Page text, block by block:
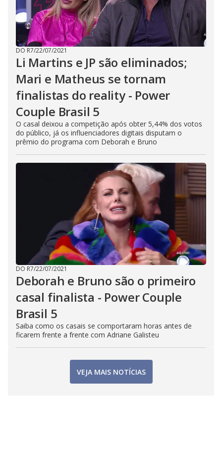
DO R7/22/07/2021
Li Martins e JP são eliminados;
Mari e Matheus se tornam
finalistas do reality - Power
Couple Brasil 5
O casal deixou a competição após obter 5,44% dos votos
do público, já os influenciadores digitais disputam o
prêmio do programa com Deborah e Bruno
DO R7/22/07/2021
Deborah e Bruno são o primeiro
casal finalista - Power Couple
Brasil 5
Saiba como os casais se comportaram horas antes de
ficarem frente a frente com Adriane Galisteu
VEJA MAIS NOTÍCIAS